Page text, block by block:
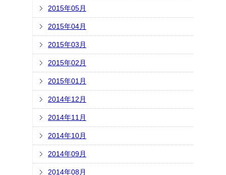
2015年05月
2015年04月
2015年03月
2015年02月
2015年01月
2014年12月
2014年11月
2014年10月
2014年09月
2014年08月